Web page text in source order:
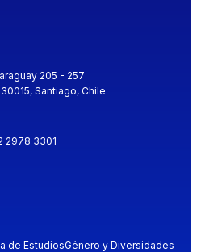
205 - 257
Santiago, Chile
2978 3301
de EstudiosGénero y Diversidades